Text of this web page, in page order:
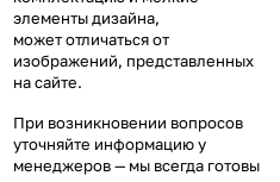
элементы дизайна,
может отличаться от
изображений, представленных
на сайте.
При возникновении вопросов
уточняйте информацию у
менеджеров— мы всегда готовы